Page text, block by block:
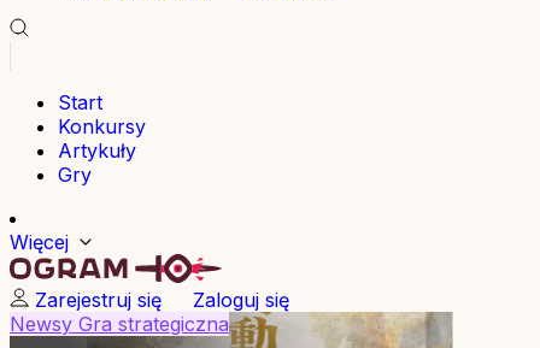
Start
Konkursy
Artykuły
Gry
Więcej
Zarejestruj się
Zaloguj się
Newsy Gra strategiczna